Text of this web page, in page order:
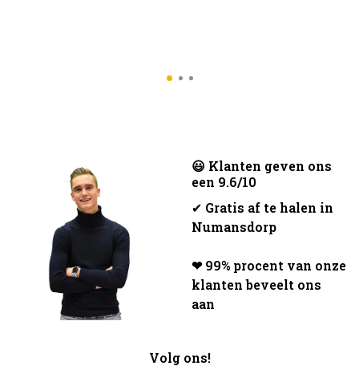
😃 Klanten geven ons
een 9.6/10
✔ Gratis af te halen in
Numansdorp
❤ 99% procent van onze
klanten beveelt ons
aan
Volg ons!